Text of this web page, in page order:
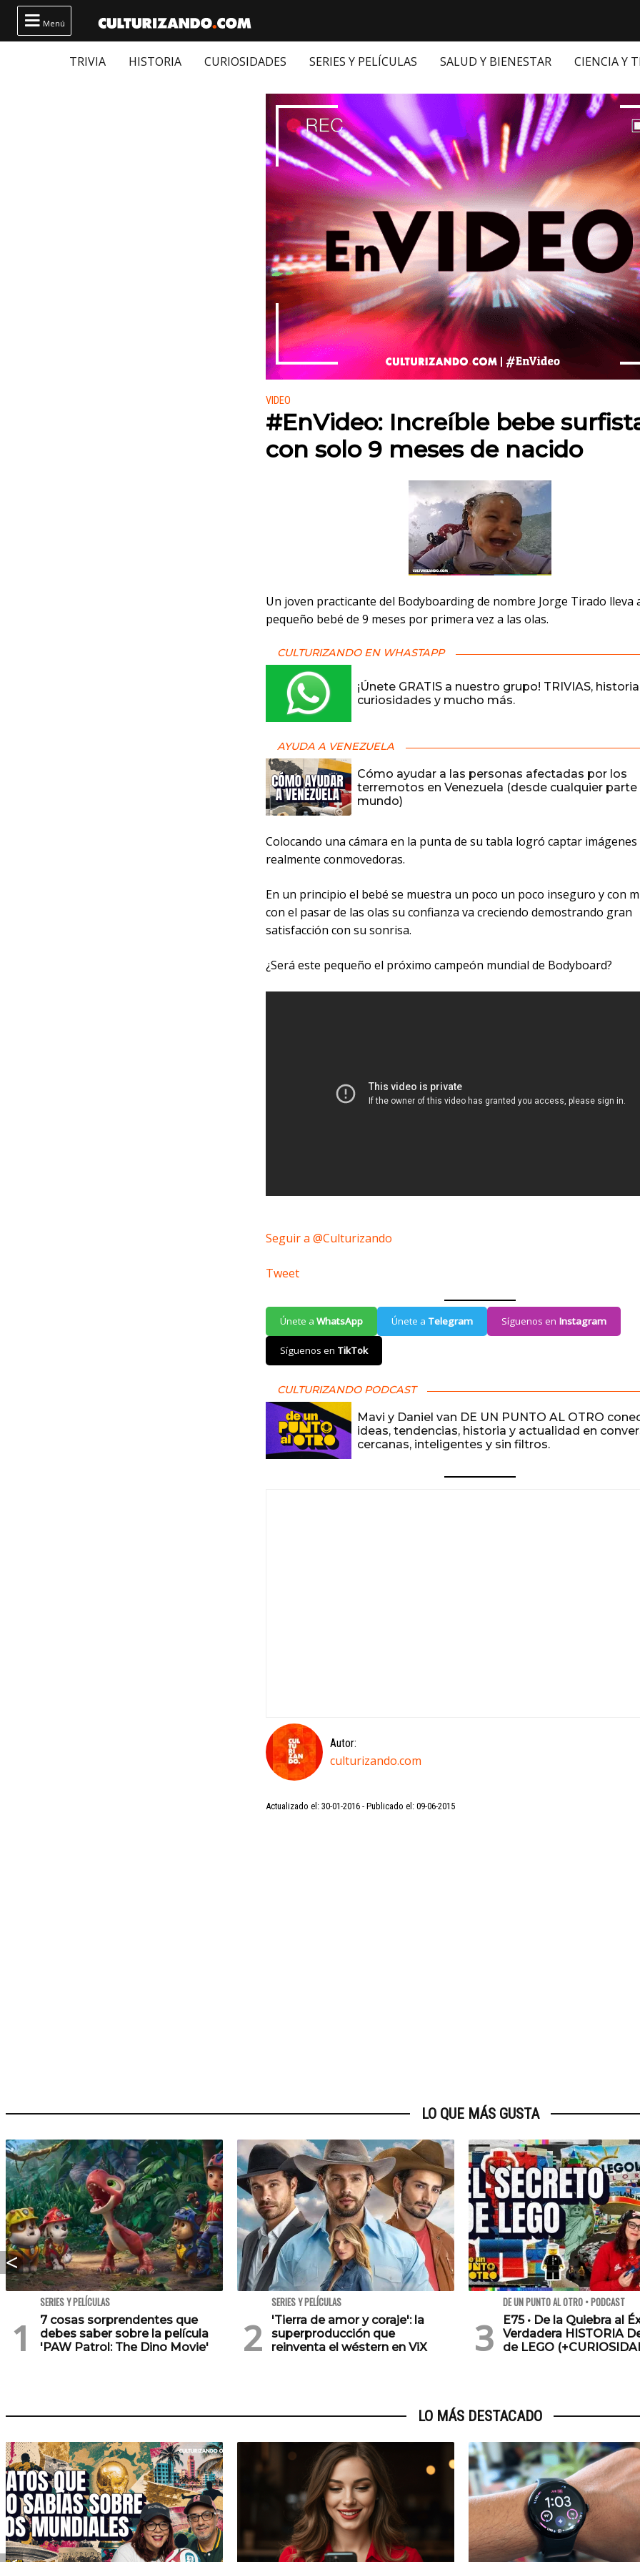
 Menú
TRIVIA HISTORIA CURIOSIDADES SERIES Y PELÍCULAS SALUD Y BIENESTAR CIENCIA Y
Publicado en:
VIDEO
#EnVideo: Increíble bebe
con solo 9 meses de nacido
Un joven practicante del Bodyboarding de nombre Jorge Tirado lleva
pequeño bebé de 9 meses por primera vez a las olas.
CULTURIZANDO EN WHASTAPP
¡Únete GRATIS a nuestro grupo! TRIVIAS,
curiosidades y mucho más.
AYUDA A VENEZUELA
Cómo ayudar a las personas afectadas por los
terremotos en Venezuela (desde cualquier parte
mundo)
Colocando una cámara en la punta de su tabla logró captar imágenes
realmente conmovedoras.
En un principio el bebé se muestra un poco un poco inseguro y con
con el pasar de las olas su confianza va creciendo demostrando gran
satisfacción con su sonrisa.
¿Será este pequeño el próximo campeón mundial de Bodyboard?
Seguir a @Culturizando
Tweet
Únete a WhatsApp Únete a Telegram Síguenos en Instagram
Síguenos en TikTok
CULTURIZANDO PODCAST
Mavi y Daniel van DE UN PUNTO AL OTRO
ideas, tendencias, historia y actualidad en
cercanas, inteligentes y sin filtros.
Autor:
culturizando.com
Actualizado el: 30-01-2016 Publicado el: 09-06-2015
LO QUE MÁS GUSTA
SERIES Y PELÍCULAS
7 cosas sorprendentes que
debes saber sobre la película
'PAW Patrol: The Dino Movie'
SERIES Y PELÍCULAS
'Tierra de amor y coraje': la
superproducción que
reinventa el wéstern en ViX
DE UN PUNTO AL OTRO • PODCAST
E75 • De la Quiebra al
Verdadera HISTORIA
de LEGO
LO MÁS DESTACADO